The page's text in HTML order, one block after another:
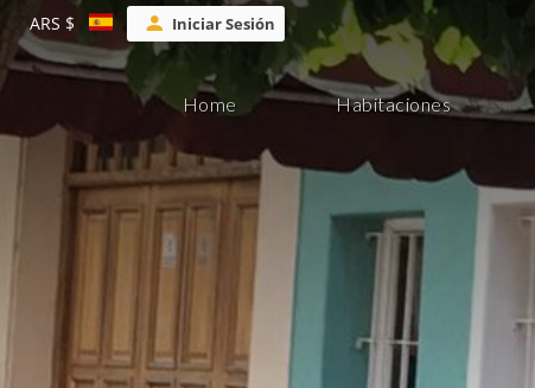
ARS $ Iniciar Sesión
Home Habitaciones